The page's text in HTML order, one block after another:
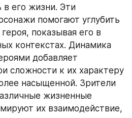
в его жизни. Эти
помогают углубить
показывая его в
контекстах. Динамика
добавляет
сложности к их характеру
насыщенной. Зрители
жизненные
их взаимодействие,